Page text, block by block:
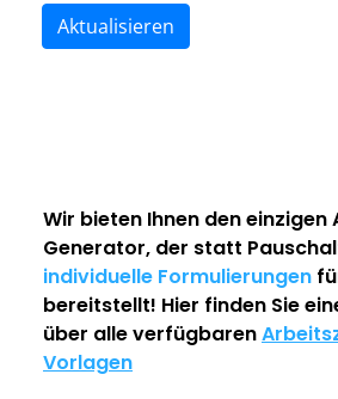
Aktualisieren
Wir bieten Ihnen den einzigen
Generator, der statt
individuelle Formulierungen
bereitstellt! Hier finden Sie
über alle verfügbaren
Vorlagen